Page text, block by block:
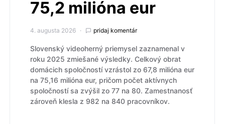
75,2 milióna eur
4. augusta 2026 pridaj komentár
Slovenský videoherný priemysel zaznamenal v
roku 2025 zmiešané výsledky. Celkový obrat
domácich spoločností vzrástol zo 67,8 milióna eur
na 75,16 milióna eur, pričom počet aktívnych
spoločností sa zvýšil zo 77 na 80. Zamestnanosť
zároveň klesla z 982 na 840 pracovníkov.